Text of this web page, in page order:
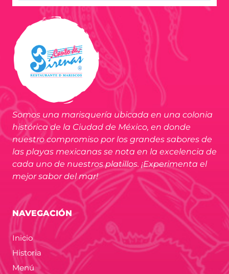
Somos una marisquería ubicada en una colonia
histórica de la Ciudad de México, en donde
nuestro compromiso por los grandes sabores de
las playas mexicanas se nota en la excelencia de
cada uno de nuestros platillos. ¡Experimenta el
mejor sabor del mar!
NAVEGACIÓN
Inicio
Historia
Menú